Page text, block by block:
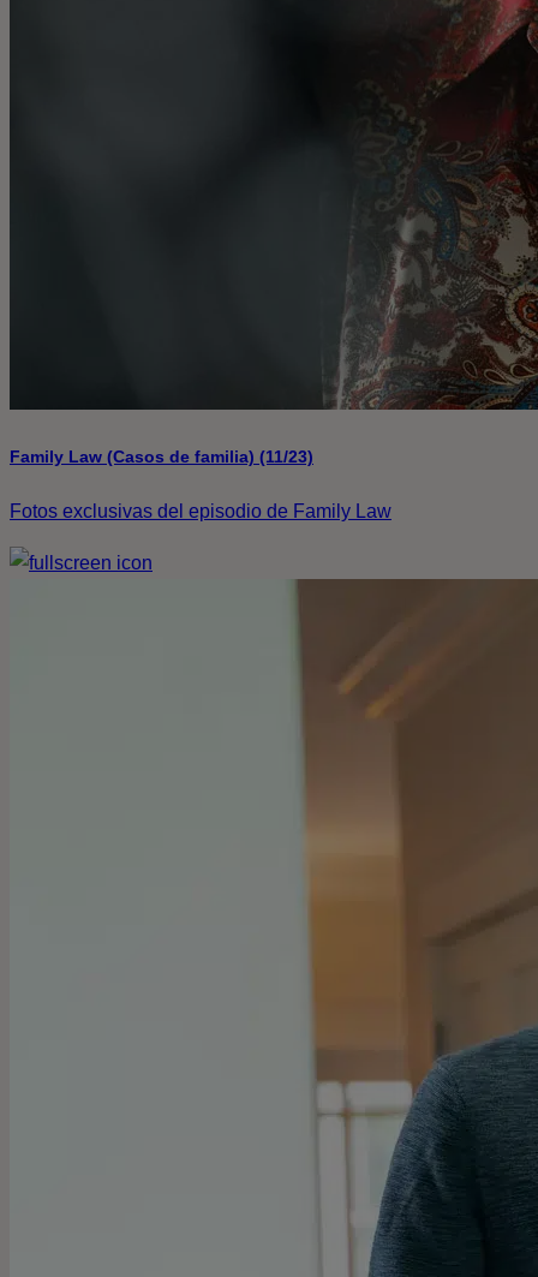
Family Law (Casos de familia) (11/23)
Fotos exclusivas del episodio de Family Law